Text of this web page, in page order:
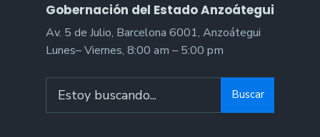
Gobernación del Estado Anzoátegui
Av. 5 de Julio, Barcelona 6001, Anzoátegui
Lunes– Viernes, 8:00 am – 5:00 pm
Buscar